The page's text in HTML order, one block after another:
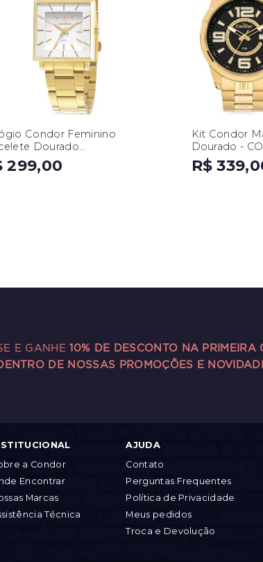
Condor Feminino
Dourado
K4B
299,00
Kit Condor
Dourado -
R$
E GANHE10% DE DESCONTO NA PRIMEIRA
DE NOSSAS PROMOÇÕES E
a Condor
Encontrar
Marcas
Técnica
AJUDA
Contato
Perguntas Frequentes
Política de Privacidade
Meus pedidos
Troca e Devolução